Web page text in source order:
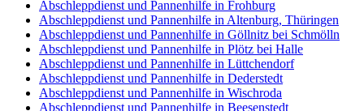
Abschleppdienst und Pannenhilfe in Frohburg
Abschleppdienst und Pannenhilfe in Altenburg, Thüringen
Abschleppdienst und Pannenhilfe in Göllnitz bei Schmölln
Abschleppdienst und Pannenhilfe in Plötz bei Halle
Abschleppdienst und Pannenhilfe in Lüttchendorf
Abschleppdienst und Pannenhilfe in Dederstedt
Abschleppdienst und Pannenhilfe in Wischroda
Abschleppdienst und Pannenhilfe in Beesenstedt